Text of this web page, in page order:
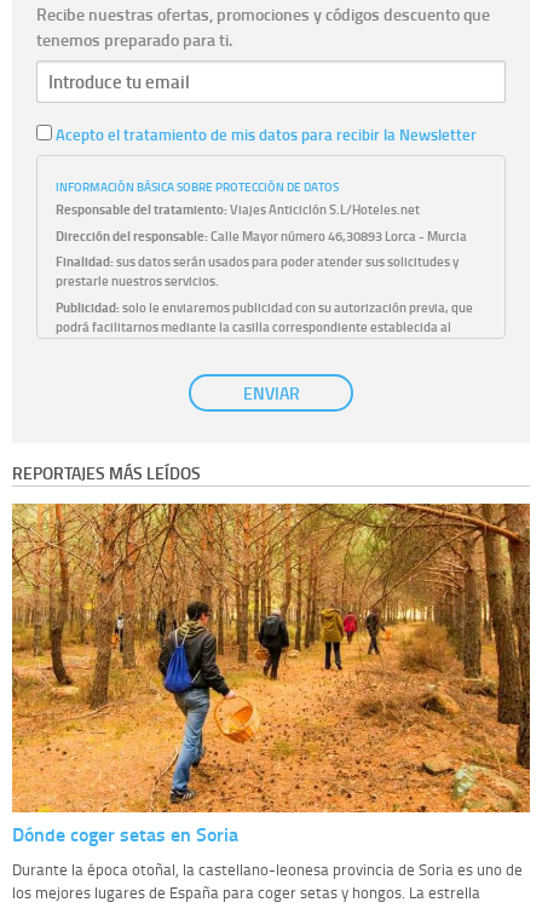
Recibe nuestras ofertas, promociones y códigos descuento que
tenemos preparado para ti.
Acepto el tratamiento de mis datos para recibir la Newsletter
INFORMACIÓN BÁSICA SOBRE PROTECCIÓN DE DATOS
Responsable del tratamiento:Viajes Anticiclón S.L/Hoteles.net
Dirección del responsable:Calle Mayor número 46,30893 Lorca - Murcia
Finalidad:sus datos serán usados para poder atender sus solicitudes y
prestarle nuestros servicios.
Publicidad:solo le enviaremos publicidad con su autorización previa, que
podrá facilitarnos mediante la casilla correspondiente establecida al
únicamente trataremos sus datos con su consentimiento
previo, que podrá facilitarnos mediante la casilla correspondiente
información que le pedimos. No se comunicarán datos a terceros.
Derechos:tiene derecho a saber qué información tenemos sobre usted,
corregirla y eliminarla, tal y como se explica en la información adicional
disponible en nuestra página web.
Información complementaria:Puede consultar la información adicional y
detallada sobre cómo tratamos sus datos en lapolítica de privacidad
ENVIAR
REPORTAJES MÁS LEÍDOS
Dónde coger setas en Soria
Durante la época otoñal, la castellano-leonesa provincia de Soria es uno de
los mejores lugares de España para coger setas y hongos. La estrella